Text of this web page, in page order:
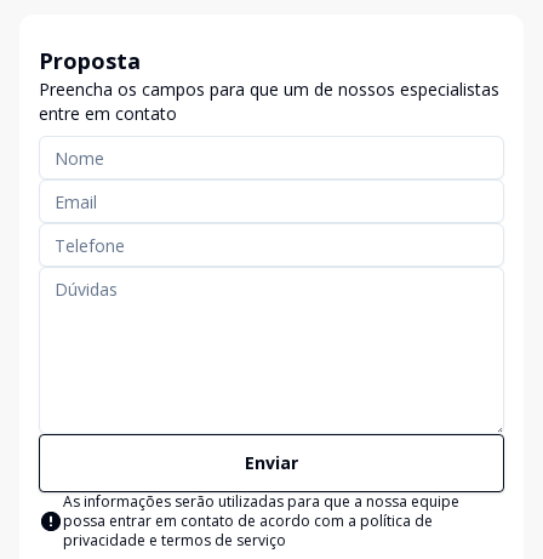
Proposta
Preencha os campos para que um de nossos especialistas
entre em contato
Enviar
As informações serão utilizadas para que a nossa equipe
possa entrar em contato de acordo com a política de
privacidade e termos de serviço